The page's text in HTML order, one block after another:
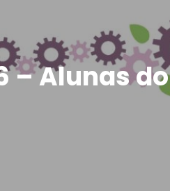
– Alunas do